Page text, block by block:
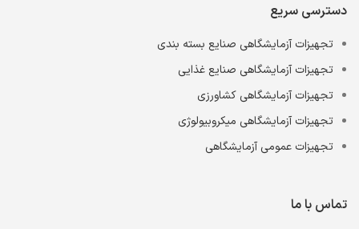
دسترسی سریع
تجهیزات آزمایشگاهی صنایع بسته بندی
تجهیزات آزمایشگاهی صنایع غذایی
تجهیزات آزمایشگاهی کشاورزی
تجهیزات آزمایشگاهی میکروبیولوژی
تجهیزات عمومی آزمایشگاهی
تماس با ما